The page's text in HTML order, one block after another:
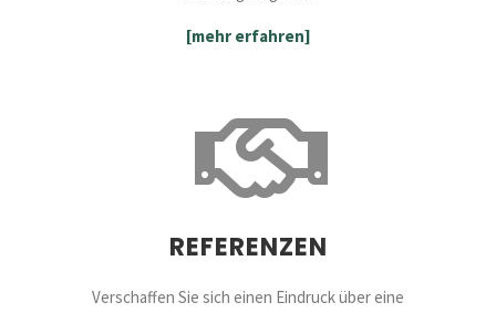
[mehr erfahren]
REFERENZEN
Verschaffen Sie sich einen Eindruck über eine